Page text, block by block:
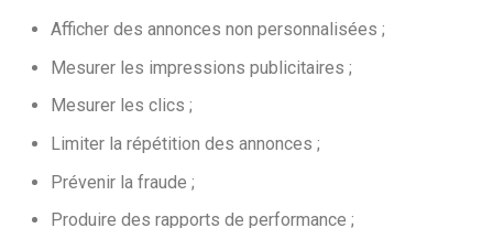
Afficher des annonces non personnalisées ;
Mesurer les impressions publicitaires ;
Mesurer les clics ;
Limiter la répétition des annonces ;
Prévenir la fraude ;
Produire des rapports de performance ;